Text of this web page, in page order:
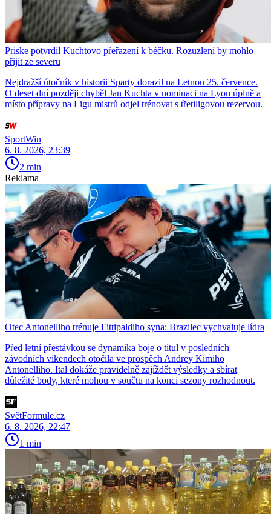
Priske potvrdil Kuchtovo přeřazení k béčku. Rozuzlení by mohlo
přijít ze severu
Nejdražší útočník v historii Sparty dorazil na Letnou 25. července.
O deset dní později chyběl Jan Kuchta v nominaci na Lyon úplně a
místo přípravy na Ligu mistrů odjel trénovat s třetiligovou rezervou.
SportWin
6. 8. 2026, 23:39
2 min
Reklama
Otec Antonelliho trénuje Fittipaldiho syna: Brazilec vychvaluje lídra
Před letní přestávkou se dynamika boje o titul v posledních
závodních víkendech otočila ve prospěch Andrey Kimiho
Antonelliho. Ital dokáže pravidelně zajíždět výsledky a sbírat
důležité body, které mohou v součtu na konci sezony rozhodnout.
SvětFormule.cz
6. 8. 2026, 22:47
1 min